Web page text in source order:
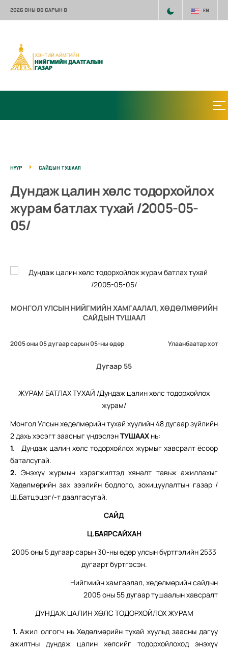
2026 ОНЫ 08 САРЫН 8 EN
НҮҮР САЙДЫН ТУШААЛ
Дундаж цалин хөлс тодорхойлох
журам батлах тухай /2005-05-
05/
МОНГОЛ УЛСЫН НИЙГМИЙН ХАМГААЛАЛ, ХӨДӨЛМӨРИЙН
САЙДЫН ТУШААЛ
2005 оны 05 дугаар сарын 05-ны өдөр Улаанбаатар хот
Дугаар 55
ЖУРАМ БАТЛАХ ТУХАЙ /Дундаж цалин хөлс тодорхойлох
журам/
Монгол Улсын хөдөлмөрийн тухай хуулийн 48 дугаар зүйлийн
2 дахь хэсэгт заасныг үндэслэнТУШААХ нь:
1. Дундаж цалин хөлс тодорхойлох журмыг хавсралт ёсоор
баталсугай.
2. Энэхүү журмын хэрэгжилтэд хяналт тавьж ажиллахыг
Хөдөлмөрийн зах зээлийн бодлого, зохицуулалтын газар /
Ш.Батцэцэг/-т даалгасугай.
САЙД
Ц.БАЯРСАЙХАН
2005 оны 5 дугаар сарын 30-ны өдөр улсын бүртгэлийн 2533
дугаарт бүртгэсэн.
Нийгмийн хамгаалал, хөдөлмөрийн сайдын
2005 оны 55 дугаар тушаалын хавсралт
ДУНДАЖ ЦАЛИН ХӨЛС ТОДОРХОЙЛОХ ЖУРАМ
1. Ажил олгогч нь Хөдөлмөрийн тухай хуульд заасны дагуу
ажилтны дундаж цалин хөлсийг тодорхойлоход энэхүү